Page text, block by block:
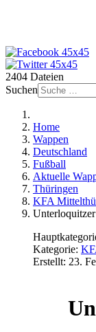
2404 Dateien
Suchen
Home
Wappen
Deutschland
Fußball
Aktuelle
Thüringen
KFA
Kategorie:
Erstellt: 23.